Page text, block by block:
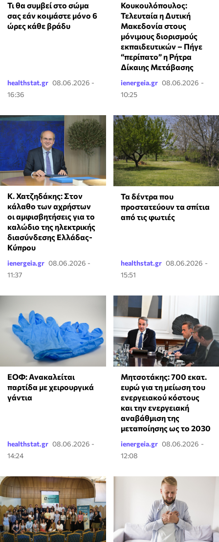
Τι θα συμβεί στο σώμα
σας εάν κοιμάστε μόνο 6
ώρες κάθε βράδυ
healthstat.gr 08.06.2026 -
16:36
Κουκουλόπουλος:
Τελευταία η Δυτική
Μακεδονία στους
μόνιμους διορισμούς
εκπαιδευτικών – Πήγε
“περίπατο” η Ρήτρα
Δίκαιης Μετάβασης
ienergeia.gr 08.06.2026 -
10:25
Κ. Χατζηδάκης: Στον
κάλαθο των αχρήστων
οι αμφισβητήσεις για το
καλώδιο της ηλεκτρικής
διασύνδεσης Ελλάδας-
Κύπρου
ienergeia.gr 08.06.2026 -
11:37
Τα δέντρα που
προστατεύουν τα σπίτια
από τις φωτιές
healthstat.gr 08.06.2026 -
15:51
ΕΟΦ: Ανακαλείται
παρτίδα με χειρουργικά
γάντια
healthstat.gr 08.06.2026 -
14:24
Μητσοτάκης: 700 εκατ.
ευρώ για τη μείωση του
ενεργειακού κόστους
και την ενεργειακή
αναβάθμιση της
μεταποίησης ως το 2030
ienergeia.gr 08.06.2026 -
12:08